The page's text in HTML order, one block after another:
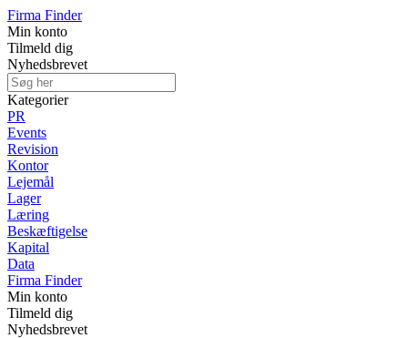
Firma Finder
Min konto
Tilmeld dig
Nyhedsbrevet
Kategorier
PR
Events
Revision
Kontor
Lejemål
Lager
Læring
Beskæftigelse
Kapital
Data
Firma Finder
Min konto
Tilmeld dig
Nyhedsbrevet